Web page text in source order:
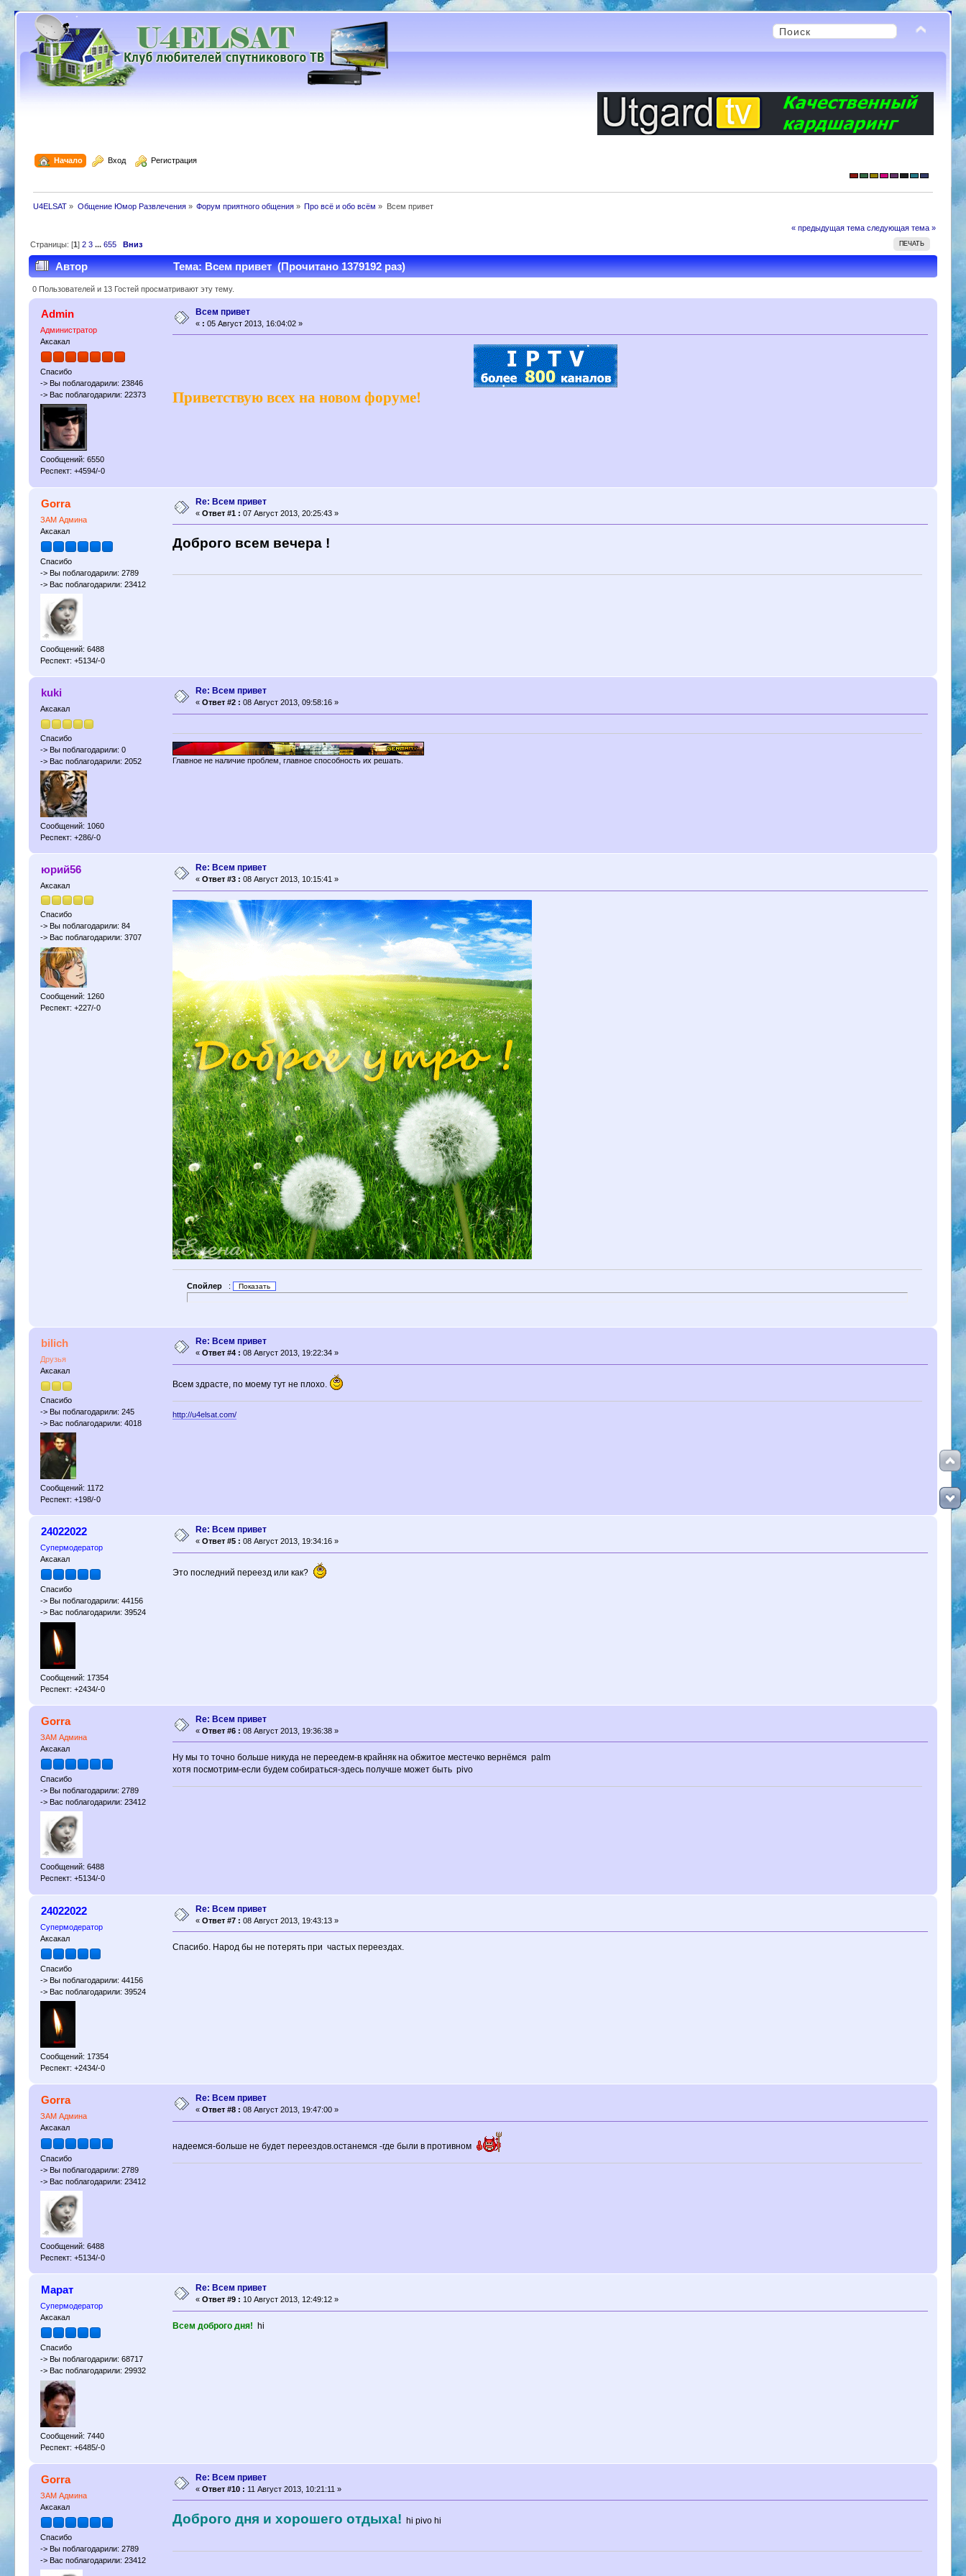
Начало Вход Регистрация
U4ELSAT » Общение Юмор Развлечения» Форум приятного общения » Про всё и обо всём » Всем привет
« предыдущая тема следующая тема »
ПЕЧАТЬ
Страницы: [1]2 3 ...655 Вниз
Автор Тема: Всем привет (Прочитано 1379192 раз)
0 Пользователей и 13 Гостей просматривают эту тему.
Admin
Администратор
Аксакал
Спасибо
-> Вы поблагодарили: 23846
-> Вас поблагодарили: 22373
Сообщений: 6550
Респект: +4594/-0
Всем привет
« : 05 Август 2013, 16:04:02 »
Приветствую всех на новом форуме!
Gorra
ЗАМ Админа
Аксакал
Спасибо
-> Вы поблагодарили: 2789
-> Вас поблагодарили: 23412
Сообщений: 6488
Респект: +5134/-0
Re: Всем привет
«Ответ #1 : 07 Август 2013, 20:25:43 »
Доброго всем вечера !
kuki
Аксакал
Спасибо
-> Вы поблагодарили: 0
-> Вас поблагодарили: 2052
Сообщений: 1060
Респект: +286/-0
Re: Всем привет
«Ответ #2 : 08 Август 2013, 09:58:16 »
Главное не наличие проблем, главное способность их решать.
юрий56
Аксакал
Спасибо
-> Вы поблагодарили: 84
-> Вас поблагодарили: 3707
Сообщений: 1260
Респект: +227/-0
Re: Всем привет
«Ответ #3 : 08 Август 2013, 10:15:41 »
Спойлер :
bilich
Друзья
Аксакал
Спасибо
-> Вы поблагодарили: 245
-> Вас поблагодарили: 4018
Сообщений: 1172
Респект: +198/-0
Re: Всем привет
«Ответ #4 : 08 Август 2013, 19:22:34 »
Всем здрасте, по моему тут не плохо.
http://u4elsat.com/
24022022
Супермодератор
Аксакал
Спасибо
-> Вы поблагодарили: 44156
-> Вас поблагодарили: 39524
Сообщений: 17354
Респект: +2434/-0
Re: Всем привет
«Ответ #5 : 08 Август 2013, 19:34:16 »
Это последний переезд или как?
Gorra
ЗАМ Админа
Аксакал
Спасибо
-> Вы поблагодарили: 2789
-> Вас поблагодарили: 23412
Сообщений: 6488
Респект: +5134/-0
Re: Всем привет
«Ответ #6 : 08 Август 2013, 19:36:38 »
Ну мы то точно больше никуда не переедем-в крайняк на обжитое местечко вернёмся palm
хотя посмотрим-если будем собираться-здесь получше может быть pivo
24022022
Супермодератор
Аксакал
Спасибо
-> Вы поблагодарили: 44156
-> Вас поблагодарили: 39524
Сообщений: 17354
Респект: +2434/-0
Re: Всем привет
«Ответ #7 : 08 Август 2013, 19:43:13 »
Спасибо. Народ бы не потерять при частых переездах.
Gorra
ЗАМ Админа
Аксакал
Спасибо
-> Вы поблагодарили: 2789
-> Вас поблагодарили: 23412
Сообщений: 6488
Респект: +5134/-0
Re: Всем привет
«Ответ #8 : 08 Август 2013, 19:47:00 »
надеемся-больше не будет переездов.останемся -где были в противном
Марат
Супермодератор
Аксакал
Спасибо
-> Вы поблагодарили: 68717
-> Вас поблагодарили: 29932
Сообщений: 7440
Респект: +6485/-0
Re: Всем привет
«Ответ #9 : 10 Август 2013, 12:49:12 »
Всем доброго дня! hi
Gorra
ЗАМ Админа
Аксакал
Спасибо
-> Вы поблагодарили: 2789
-> Вас поблагодарили: 23412
Re: Всем привет
«Ответ #10 : 11 Август 2013, 10:21:11 »
Доброго дня и хорошего отдыха! hi pivo hi